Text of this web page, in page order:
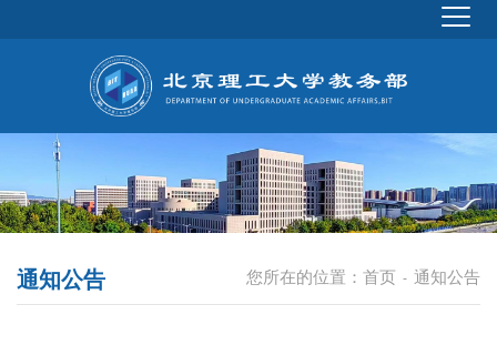
您所在的位置： 首页 - 通知公告
通知公告